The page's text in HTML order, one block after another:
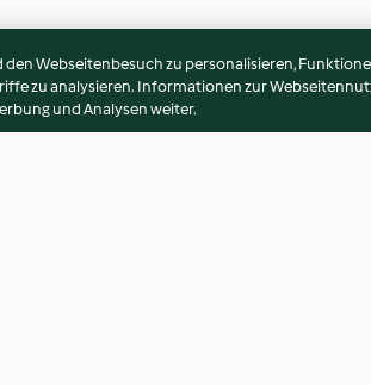
Webseitenbesuch zu personalisieren,
zu analysieren. Informationen zur
und Analysen weiter.